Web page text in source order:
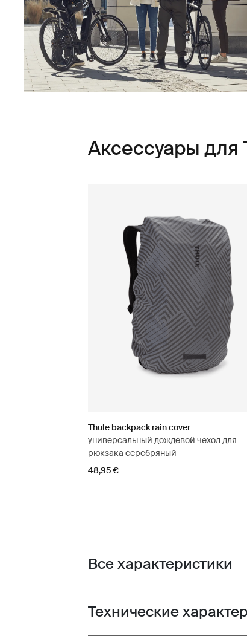
Аксессуары для
Thule backpack rain cover
универсальный дождевой чехол для
рюкзака серебряный
48,95 €
Toggle features
Все характеристики
Toggle
Технические